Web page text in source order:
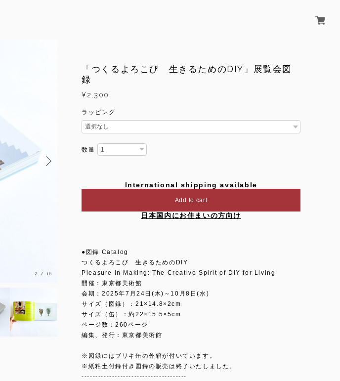
3 / 16
「つくるよろこび 生きるためのDIY」展覧会図
録
¥2,300
ラッピング
数量
International shipping available
Add to cart
日本国内にお住まいの方向け
●図録 Catalog
つくるよろこび 生きるためのDIY
Pleasure in Making: The Creative Spirit of DIY for Living
開催：東京都美術館
会期：2025年7月24日(木)～10月8日(水)
サイズ（図録）：21×14.8×2cm
サイズ（缶）：約22×15.5×5cm
ページ数：260ページ
編集、発行：東京都美術館
※図録にはブリキ缶の外箱が付いています。
※紙粘土付録付き図録の販売は終了いたしました。
--------------------------------------